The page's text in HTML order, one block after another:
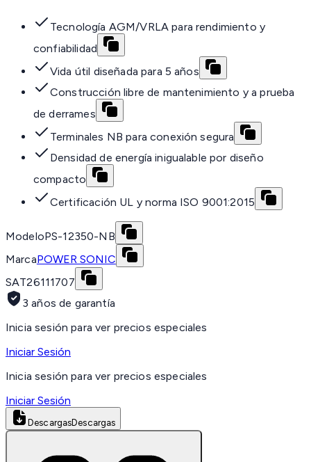
Tecnología AGM/VRLA para rendimiento y
confiabilidad
Vida útil diseñada para 5 años
Construcción libre de mantenimiento y a prueba
de derrames
Terminales NB para conexión segura
Densidad de energía inigualable por diseño
compacto
Certificación UL y norma ISO 9001:2015
ModeloPS-12350-NB
MarcaPOWER SONIC
SAT26111707
3 años de garantía
Inicia sesión para ver precios especiales
Iniciar Sesión
Inicia sesión para ver precios especiales
Iniciar Sesión
DescargasDescargas